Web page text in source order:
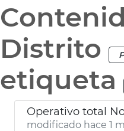
Distrito
etiqueta
modificado hace 1